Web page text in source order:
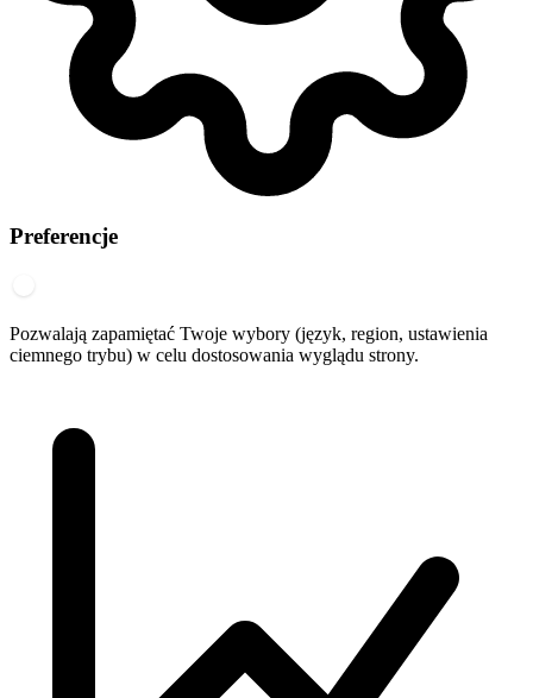
Preferencje
Pozwalają zapamiętać Twoje wybory (język, region, ustawienia
ciemnego trybu) w celu dostosowania wyglądu strony.